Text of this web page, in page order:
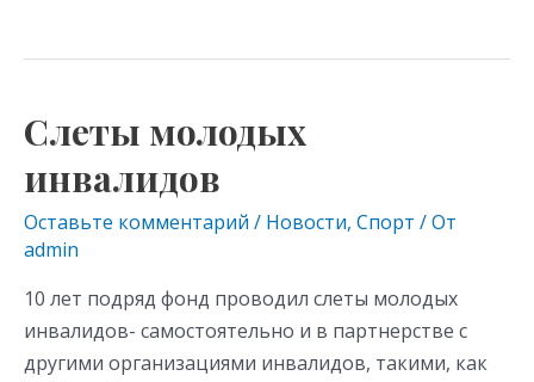
Слеты молодых
инвалидов
Оставьте комментарий / Новости, Спорт / От
admin
10 лет подряд фонд проводил слеты молодых
инвалидов- самостоятельно и в партнерстве с
другими организациями инвалидов, такими, как
Слеты
молодых
инвалидов